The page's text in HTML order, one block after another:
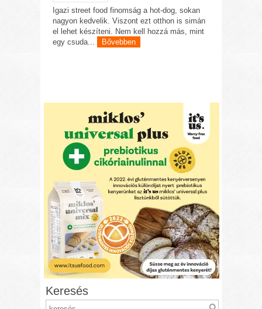
Igazi street food finomság a hot-dog, sokan
nagyon kedvelik. Viszont ezt otthon is simán
el lehet készíteni. Nem kell hozzá más, mint
egy csuda...
Bővebben
Keresés